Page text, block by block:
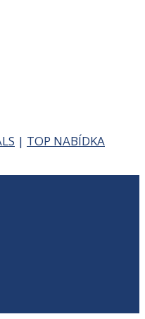
| TOP NABÍDKA